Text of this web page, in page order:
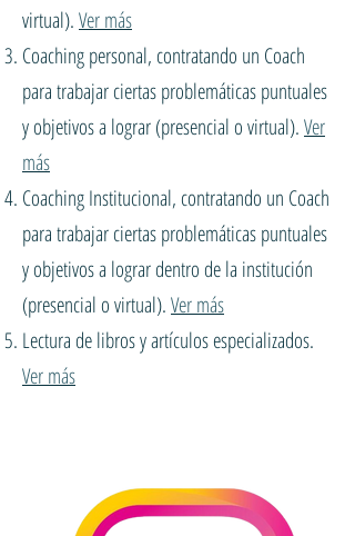
virtual).Ver más
Coaching personal, contratando un Coach
para trabajar ciertas problemáticas puntuales
y objetivos a lograr (presencial o virtual).Ver
más
Coaching Institucional, contratando un Coach
para trabajar ciertas problemáticas puntuales
y objetivos a lograr dentro de la institución
(presencial o virtual).Ver más
Lectura de libros y artículos especializados.
Ver más